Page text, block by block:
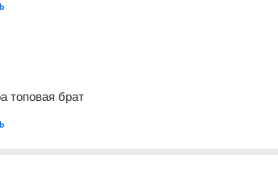
топовая брат